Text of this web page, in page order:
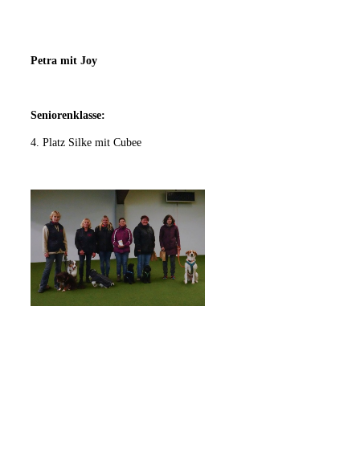
Petra mit Joy
Seniorenklasse:
4. Platz Silke mit Cubee